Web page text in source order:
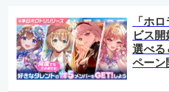
「ホ
ビス
選べる
ペーン